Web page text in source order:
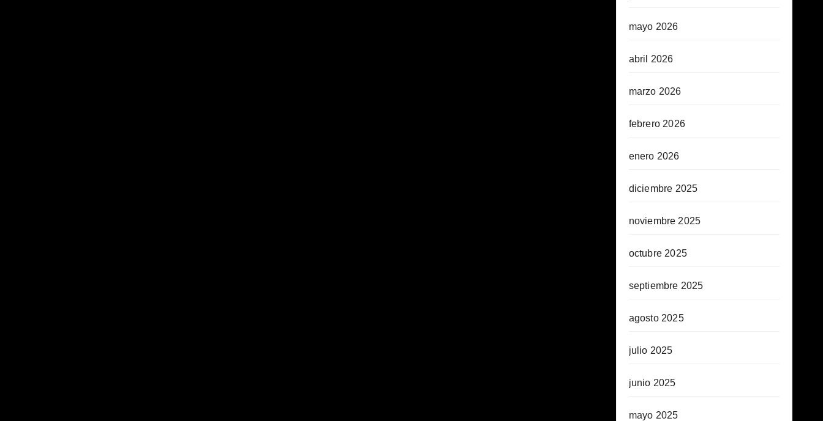
mayo 2026
abril 2026
marzo 2026
febrero 2026
enero 2026
diciembre 2025
noviembre 2025
octubre 2025
septiembre 2025
agosto 2025
julio 2025
junio 2025
mayo 2025